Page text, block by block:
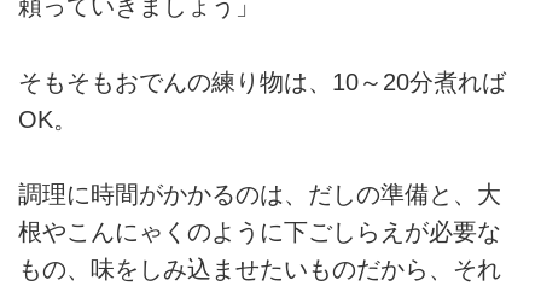
頼っていきましょう」
そもそもおでんの練り物は、10～20分煮れば
OK。
調理に時間がかかるのは、だしの準備と、大
根やこんにゃくのように下ごしらえが必要な
もの、味をしみ込ませたいものだから、それ